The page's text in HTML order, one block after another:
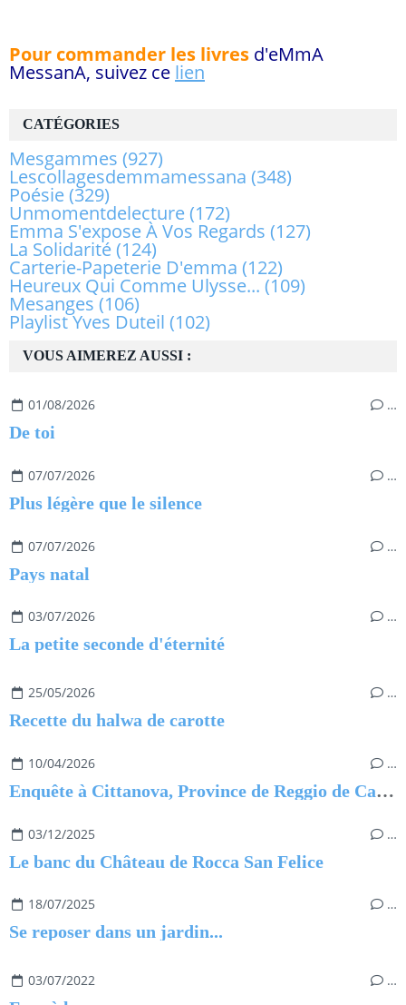
VOUS AIMEREZ AUSSI :
01/08/2026 …
De toi
07/07/2026 …
Plus légère que le silence
07/07/2026 …
Pays natal
03/07/2026 …
La petite seconde d'éternité
25/05/2026 …
Recette du halwa de carotte
10/04/2026 …
Enquête à Cittanova, Province de Reggio de Calabre
03/12/2025 …
Le banc du Château de Rocca San Felice
18/07/2025 …
Se reposer dans un jardin...
03/07/2022 …
CATÉGORIES
Mesgammes (927)
Lescollagesdemmamessana (348)
Poésie(329)
Unmomentdelecture(172)
Emma S'expose À Vos Regards (127)
La Solidarité(124)
Carterie-Papeterie D'emma (122)
Heureux Qui Comme Ulysse... (109)
Mesanges (106)
Playlist Yves Duteil (102)
Pour commander les livres d'eMmA
MessanA, suivez ce lien